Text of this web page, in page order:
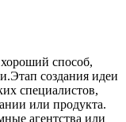
способ,
создания идеи
специалистов,
или продукта.
агентства или